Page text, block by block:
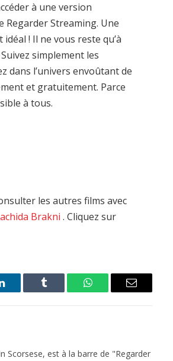
à une version
Streaming. Une
! Il ne vous reste qu’à
simplement les
dans l’univers envoûtant de
et gratuitement. Parce
à tous.
les autres films avec
Brakni . Cliquez sur
Tumblr WhatsAppEmail
Scorsese, est à la barre de "Regarder
Girl of
Century
VF HD
La Légende des
1000 dragons
streaming VF HD